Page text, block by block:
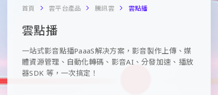
首頁 雲平台產品 騰訊雲 雲點播
雲點播
一站式影音點播PaaaS解决方案，影音製作上傳、媒
體資源管理、自動化轉碼、影音AI、分發加速、播放
器SDK 等，一次搞定！